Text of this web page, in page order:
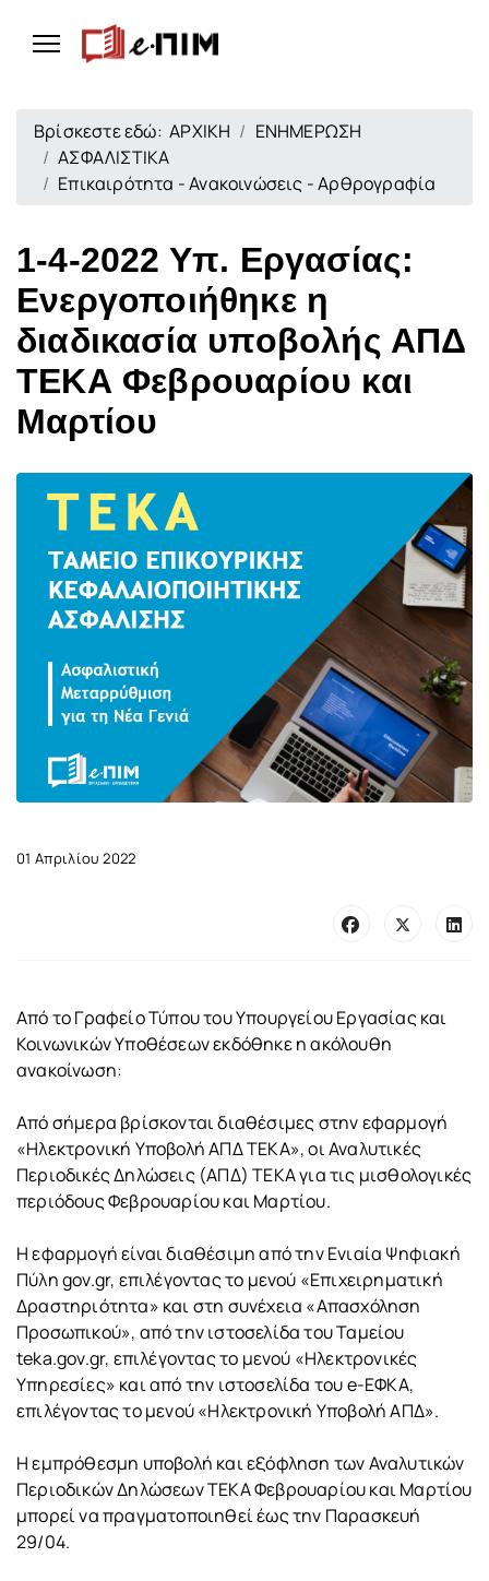
Βρίσκεστε εδώ:ΑΡΧΙΚΗ
ΕΝΗΜΕΡΩΣΗ
ΑΣΦΑΛΙΣΤΙΚΑ
Επικαιρότητα - Ανακοινώσεις - Αρθρογραφία
1-4-2022 Υπ. Εργασίας:
Ενεργοποιήθηκε η
διαδικασία υποβολής ΑΠΔ
ΤΕΚΑ Φεβρουαρίου και
Μαρτίου
01 Απριλίου 2022
Από το Γραφείο Τύπου του Υπουργείου Εργασίας και
Κοινωνικών Υποθέσεων εκδόθηκε η ακόλουθη
ανακοίνωση:
Από σήμερα βρίσκονται διαθέσιμες στην εφαρμογή
«Ηλεκτρονική Υποβολή ΑΠΔ ΤΕΚΑ», οι Αναλυτικές
Περιοδικές Δηλώσεις (ΑΠΔ) ΤΕΚΑ για τις μισθολογικές
περιόδους Φεβρουαρίου και Μαρτίου.
Η εφαρμογή είναι διαθέσιμη από την Ενιαία Ψηφιακή
Πύλη gov.gr, επιλέγοντας το μενού «Επιχειρηματική
Δραστηριότητα» και στη συνέχεια «Απασχόληση
Προσωπικού», από την ιστοσελίδα του Ταμείου
teka.gov.gr, επιλέγοντας το μενού «Ηλεκτρονικές
Υπηρεσίες» και από την ιστοσελίδα του e-ΕΦΚΑ,
επιλέγοντας το μενού «Ηλεκτρονική Υποβολή ΑΠΔ».
Η εμπρόθεσμη υποβολή και εξόφληση των Αναλυτικών
Περιοδικών Δηλώσεων ΤΕΚΑ Φεβρουαρίου και Μαρτίου
μπορεί να πραγματοποιηθεί έως την Παρασκευή
29/04.